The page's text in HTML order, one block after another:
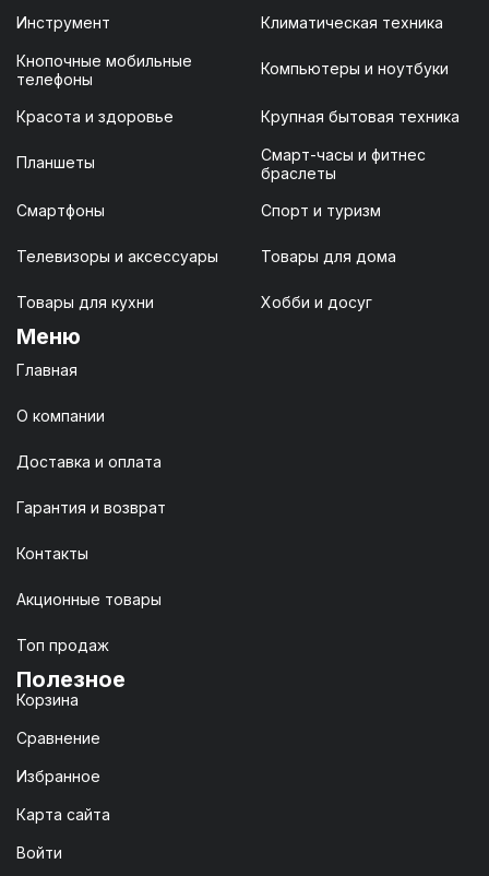
Инструмент Климатическая техника
Кнопочные мобильные
телефоны
Компьютеры и ноутбуки
Красота и здоровье Крупная бытовая техника
Планшеты
Смарт-часы и фитнес
браслеты
Смартфоны Спорт и туризм
Телевизоры и аксессуары Товары для дома
Товары для кухни Хобби и досуг
Меню
Главная
О компании
Доставка и оплата
Гарантия и возврат
Контакты
Акционные товары
Топ продаж
Полезное
Корзина
Сравнение
Избранное
Карта сайта
Войти